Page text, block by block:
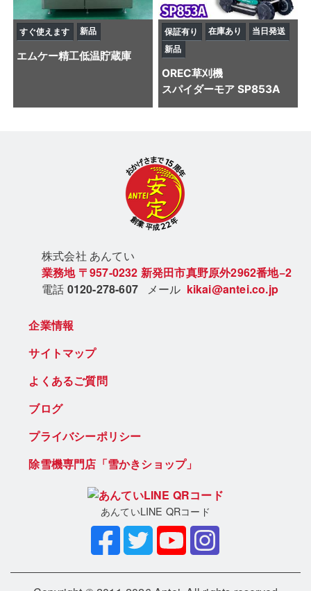
すぐ使えます 新品
エムケー精工低温貯蔵庫
保証有り 在庫あり
当日発送
新品
OREC草刈機
スパイダーモア SP853A
株式会社 あんてい
業務地 〒957-0232 新発田市真野原外2962番地−2
電話 0120-278-607 メール kikai@antei.co.jp
企業情報
サイトマップ
よくあるご質問
ブログ
プライバシーポリシー
除雪機専門店「雪かきショップ」
あんていLINE QRコード